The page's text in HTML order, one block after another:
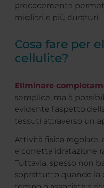
precocemente
migliori e più duraturi.
Cosa fare per
cellulite?
Eliminare
semplice, ma è
evidente l’aspetto
tessuti attraverso un
Attività fisica regolare,
e corretta idratazione
Tuttavia, spesso non
soprattutto quando la